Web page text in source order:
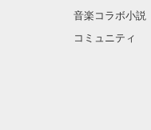
音楽コラボ小説
コミュニティ